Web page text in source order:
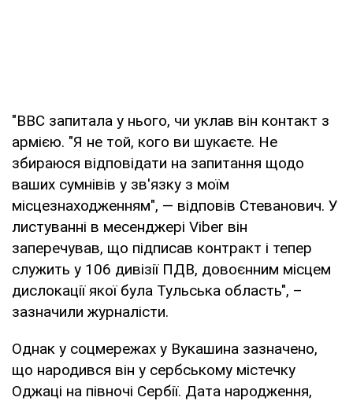
"ВВС запитала у нього, чи уклав він контакт з
армією. "Я не той, кого ви шукаєте. Не
збираюся відповідати на запитання щодо
ваших сумнівів у зв'язку з моїм
місцезнаходженням", — відповів Стеванович. У
листуванні в месенджері Viber він
заперечував, що підписав контракт і тепер
служить у 106 дивізії ПДВ, довоєнним місцем
дислокації якої була Тульська область", –
зазначили журналісти.
Однак у соцмережах у Вукашина зазначено,
що народився він у сербському містечку
Оджаці на півночі Сербії. Дата народження,